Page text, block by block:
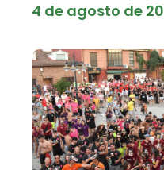
4 de agosto de